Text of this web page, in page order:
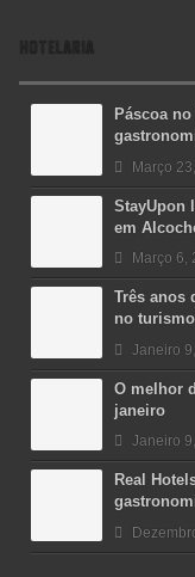
HOTELARIA
Páscoa
Março
StayUpon
em
Março 6,
Três anos
no
Janeiro
O melhor
janeiro
Janeiro
Real